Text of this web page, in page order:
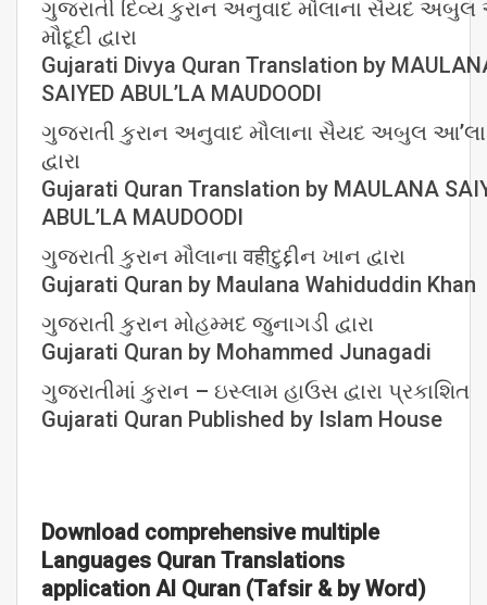
ગુજરાતી દિવ્ય કુરાન અનુવાદ મૌલાના સૈયદ અબુલ
મૌદૂદી દ્વારા
Gujarati Divya Quran Translation by
SAIYED ABUL’LA MAUDOODI
ગુજરાતી કુરાન અનુવાદ મૌલાના સૈયદ અબુલ આ’લા
દ્વારા
Gujarati Quran Translation by MAULANA
ABUL’LA MAUDOODI
ગુજરાતી કુરાન મૌલાના वहीદુદ્દીન ખાન દ્વારા
Gujarati Quran by Maulana Wahiduddin Khan
ગુજરાતી કુરાન મોહમ્મદ જુનાગડી દ્વારા
Gujarati Quran by Mohammed Junagadi
ગુજરાતીમાં કુરાન – ઇસ્લામ હાઉસ દ્વારા પ્રકાશિત
Gujarati Quran Published by Islam House
Download comprehensive multiple
Languages Quran Translations
application Al Quran (Tafsir & by Word)